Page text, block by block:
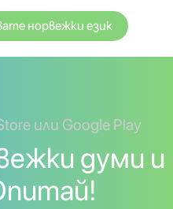
норвежки език
или Google Play
думи и